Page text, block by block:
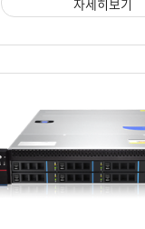
자세히보기